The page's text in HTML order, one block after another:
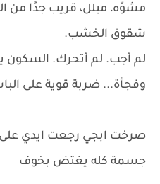
مشوّه، مبلل، قريب جدًا من
شقوق الخشب.
لم أجب. لم أتحرك. السكون
وفجأة... ضربة قوية على
صرخت ابجي رجعت ايدي
جسمة كله يغتض بخوف